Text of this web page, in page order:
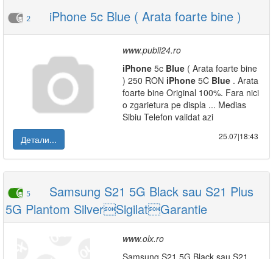
2 iPhone 5c Blue ( Arata foarte bine )
www.publi24.ro
iPhone 5c Blue ( Arata foarte bine
) 250 RON iPhone 5C Blue . Arata
foarte bine Original 100%. Fara nici
o zgarietura pe displa ... Medias
Sibiu Telefon validat azi
Детали...
25.07|18:43
5
Samsung S21 5G Black sau S21 Plus
5G Plantom SilverSigilatGarantie
www.olx.ro
Samsung S21 5G Black sau S21